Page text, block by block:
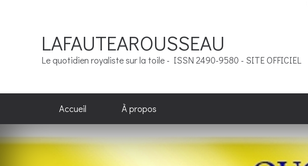
LAFAUTEAROUSSEAU
Le quotidien royaliste sur la toile - ISSN 2490-9580 - SITE OFFICIEL
Accueil À propos